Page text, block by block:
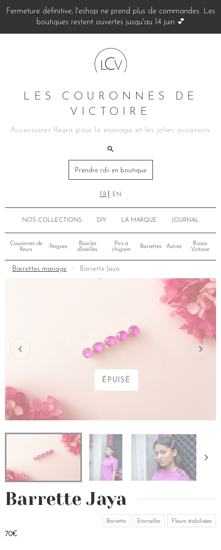
Fermeture définitive, l'eshop ne prend plus de commandes. Les
boutiques restent ouvertes jusqu'au 14 juin 💕
LES COURONNES DE
VICTOIRE
Accessoires fleuris pour le mariage et les jolies occasions
Prendre rdv en boutique
FR EN
NOS COLLECTIONS DIY LA MARQUE JOURNAL
Couronnes de
fleurs
Peignes
Boucles
d'oreilles
Pics à
chignon
Barrettes Autres
Bijoux
Victoire
Barrettes mariage Barrette Jaya
ÉPUISÉ
Barrette Jaya
Barrette Eternelles Fleurs stabilisées
70€